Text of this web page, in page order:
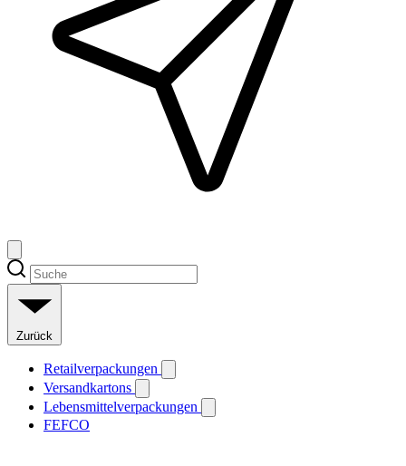
Zurück
Retailverpackungen
Versandkartons
Lebensmittelverpackungen
FEFCO